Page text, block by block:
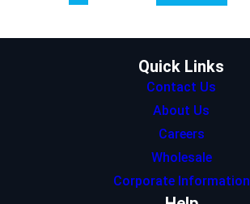
Quick Links
Contact Us
About Us
Careers
Wholesale
Corporate Information